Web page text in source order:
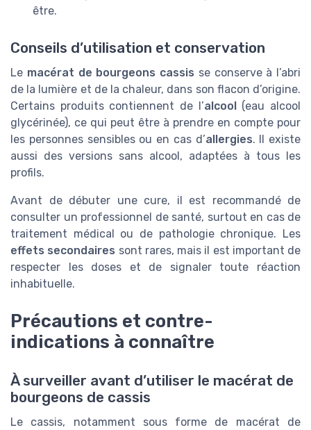
être.
Conseils d’utilisation et conservation
Le macérat de bourgeons cassis se conserve à l’abri
de la lumière et de la chaleur, dans son flacon d’origine.
Certains produits contiennent de l’alcool(eau alcool
glycérinée), ce qui peut être à prendre en compte pour
les personnes sensibles ou en cas d’allergies. Il existe
aussi des versions sans alcool, adaptées à tous les
profils.
Avant de débuter une cure, il est recommandé de
consulter un professionnel de santé, surtout en cas de
traitement médical ou de pathologie chronique. Les
effets secondaires sont rares, mais il est important de
respecter les doses et de signaler toute réaction
inhabituelle.
Précautions et contre-
indications à connaître
À surveiller avant d’utiliser le macérat de
bourgeons de cassis
Le cassis, notamment sous forme de macérat de